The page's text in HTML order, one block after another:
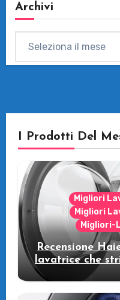
Archivi
I Prodotti Del
Migliori
Migliori
Recensione
lavatrice che